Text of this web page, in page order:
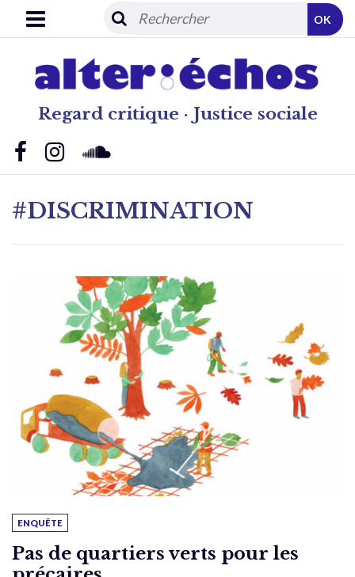
Regard critique · Justice sociale
OK
#DISCRIMINATION
ENQUÊTE
Pas de quartiers verts pour les